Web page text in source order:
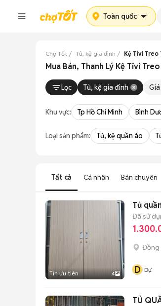
Toàn quốc
Chợ Tốt Tủ, kệ gia đình Kệ Tivi Treo
Mua Bán, Thanh Lý Kệ Tivi
Lọc Tủ, kệ gia đình Giá
Khu vực: Tp Hồ Chí Minh Bình
Loại sản phẩm: Tủ, kệ quần áo
Tất cả Cá nhân Bán chuyên
Tin ưu tiên 4
Tủ
Đã sử
Đồng
D Dự
TỦ